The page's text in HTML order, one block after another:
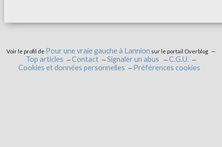
Voir le profil de Pour une vraie gauche à Lannion sur le portail Overblog
Top articles Contact Signaler un abus
C.G.U.
Cookies et données personnelles
Préférences cookies